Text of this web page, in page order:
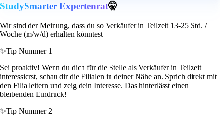
StudySmarter Expertenrat🤫
Wir sind der Meinung, dass du so Verkäufer in Teilzeit 13-25 Std. /
Woche (m/w/d) erhalten könntest
✨Tip Nummer 1
Sei proaktiv! Wenn du dich für die Stelle als Verkäufer in Teilzeit
interessierst, schau dir die Filialen in deiner Nähe an. Sprich direkt mit
den Filialleitern und zeig dein Interesse. Das hinterlässt einen
bleibenden Eindruck!
✨Tip Nummer 2